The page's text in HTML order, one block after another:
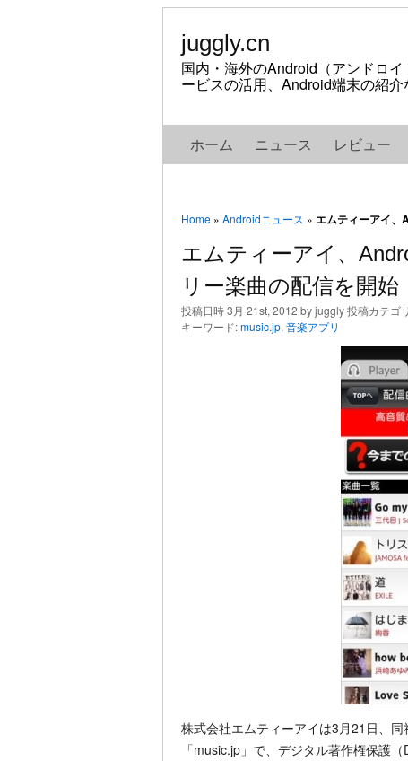
juggly.cn
国内・海外のAndroid（アンドロ
ービスの活用、Android端末の紹介
ホーム ニュース レビュー
Home » Androidニュース » エムティーアイ
エムティーアイ、
リー楽曲の配信を開始
投稿日時 3月 21st, 2012 by juggly 投稿カテゴ
キーワード:music.jp, 音楽アプリ
株式会社エムティーアイは3月21日、
「music.jp」で、デジタル著作権保護